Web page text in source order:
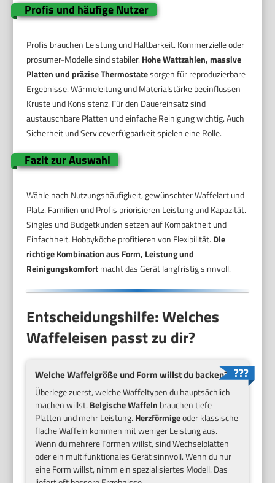
Profis und häufige Nutzer
Profis brauchen Leistung und Haltbarkeit. Kommerzielle oder
prosumer-Modelle sind stabiler. Hohe Wattzahlen, massive
Platten und präzise Thermostatesorgen für reproduzierbare
Ergebnisse. Wärmeleitung und Materialstärke beeinflussen
Kruste und Konsistenz. Für den Dauereinsatz sind
austauschbare Platten und einfache Reinigung wichtig. Auch
Sicherheit und Serviceverfügbarkeit spielen eine Rolle.
Fazit zur Auswahl
Wähle nach Nutzungshäufigkeit, gewünschter Waffelart und
Platz. Familien und Profis priorisieren Leistung und Kapazität.
Singles und Budgetkunden setzen auf Kompaktheit und
Einfachheit. Hobbyköche profitieren von Flexibilität. Die
richtige Kombination aus Form, Leistung und
Reinigungskomfortmacht das Gerät langfristig sinnvoll.
Entscheidungshilfe: Welches
Waffeleisen passt zu dir?
Welche Waffelgröße und Form willst du backen?
Überlege zuerst, welche Waffeltypen du hauptsächlich
machen willst. Belgische Waffeln brauchen tiefe
Platten und mehr Leistung. Herzförmigeoder klassische
flache Waffeln kommen mit weniger Leistung aus.
Wenn du mehrere Formen willst, sind Wechselplatten
oder ein multifunktionales Gerät sinnvoll. Wenn du nur
eine Form willst, nimm ein spezialisiertes Modell. Das